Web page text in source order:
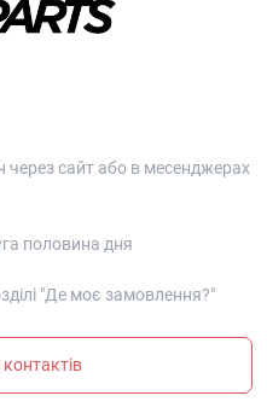
сайт або в месенджерах
половина дня
"Де моє замовлення?"